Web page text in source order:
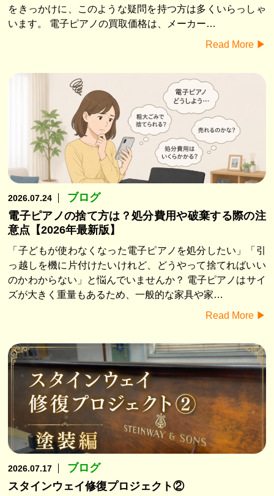
をきっかけに、このような疑問を持つ方は多くいらっしゃ
います。 電子ピアノの買取価格は、メーカー…
Read More ▶︎
2026.07.24
ブログ
電子ピアノの捨て方は？処分費用や破棄する際の注
意点【2026年最新版】
「子どもが使わなくなった電子ピアノを処分したい」「引
っ越しを機に片付けたいけれど、どうやって捨てればいい
のかわからない」と悩んでいませんか？ 電子ピアノはサイ
ズが大きく重量もあるため、一般的な家具や家…
Read More ▶︎
2026.07.17
ブログ
スタインウェイ修復プロジェクト②